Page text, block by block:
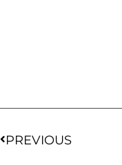
PREVIOUS